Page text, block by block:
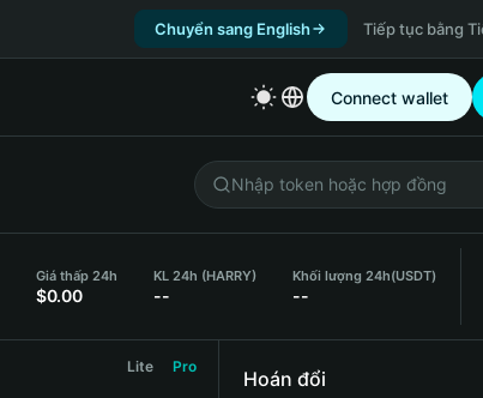
Chuyển sang English Tiếp tục bằng
Connect wallet
Giá thấp 24h
$0.00
KL 24h (HARRY)
--
Khối lượng 24h(USDT)
--
Lite Pro
Hoán đổi